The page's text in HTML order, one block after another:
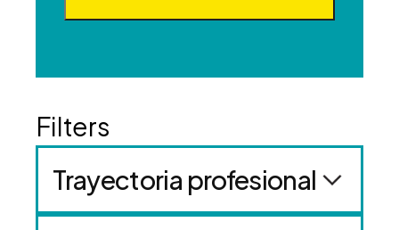
Trayectoria profesional